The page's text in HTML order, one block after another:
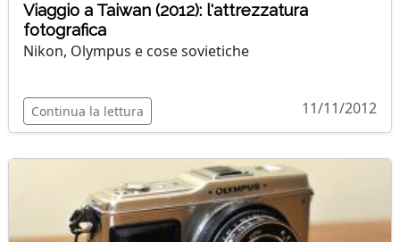
Viaggio a Taiwan (2012): l'attrezzatura
fotografica
Nikon, Olympus e cose sovietiche
Continua la lettura 11/11/2012